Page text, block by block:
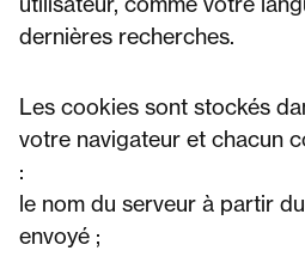
dernières recherches.
Les cookies sont stockés
votre navigateur et chacun
:
le nom du serveur à partir
envoyé ;